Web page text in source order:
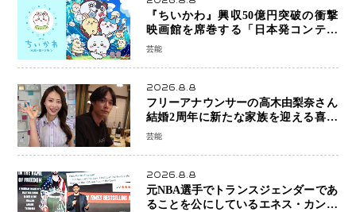
『ちいかわ』興収50億円突破の衝撃
映画館を席巻する「日本発コンテン
ツ」の強さ スパイダーマン、モアナ
芸能
2026.8.8
フリーアナウンサーの高木由梨奈さん
結婚2周年に新たな家族を迎える喜び
を報告 夫・岸田タツヤさんと連名
芸能
2026.8.8
元NBA選手でトランスジェンダーであ
ることを公にしているエネス・カンタ